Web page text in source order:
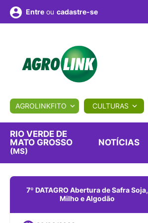
BIOLÓGICOS COTAÇÕES
Entre ou cadastre-se
AGROLINKFITO CULTURAS
RIO VERDE DE
MATO GROSSO
(MS)
NOTÍCIAS
7º DATAGRO Abertura de Safra Soja,
Milho e Algodão